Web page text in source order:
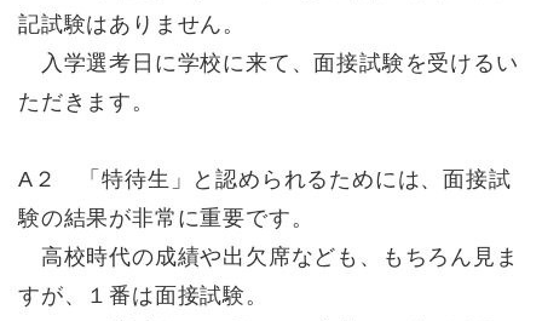
記試験はありません。
入学選考日に学校に来て、面接試験を受けるい
ただきます。
A２ 「特待生」と認められるためには、面接試
験の結果が非常に重要です。
高校時代の成績や出欠席なども、もちろん見ま
すが、１番は面接試験。